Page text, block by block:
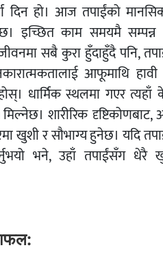
दिन हो। आज तपाईंको
इच्छित काम समयमै
सबै कुरा हुँदाहुँदै पनि,
आफूमाथि
धार्मिक स्थलमा गएर त्यहाँ
शारीरिक
खुशी र सौभाग्य हुनेछ। यदि
भने, उहाँ तपाईंसँग धेरै